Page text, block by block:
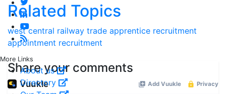
More Links
About us
Directory
Related Topics
west central railway trade apprentice recruitment
appointment recruitment
Share your comments